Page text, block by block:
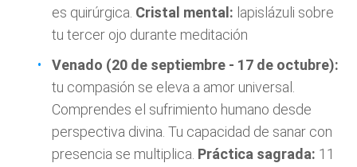
es quirúrgica. Cristal mental: lapislázuli sobre
tu tercer ojo durante meditación
Venado (20 de septiembre - 17 de octubre):
tu compasión se eleva a amor universal.
Comprendes el sufrimiento humano desde
perspectiva divina. Tu capacidad de sanar con
presencia se multiplica. Práctica sagrada: 11